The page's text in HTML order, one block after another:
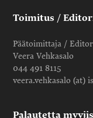
Toimitus /
Päätoimittaja /
Veera Vehkasalo
044 491 8115
veera.vehkasalo (at)
Palautetta